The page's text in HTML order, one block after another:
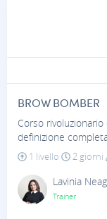
BROW BOMBER
Corso
definizione
1 livello
2 giorni
Lavinia
Trainer